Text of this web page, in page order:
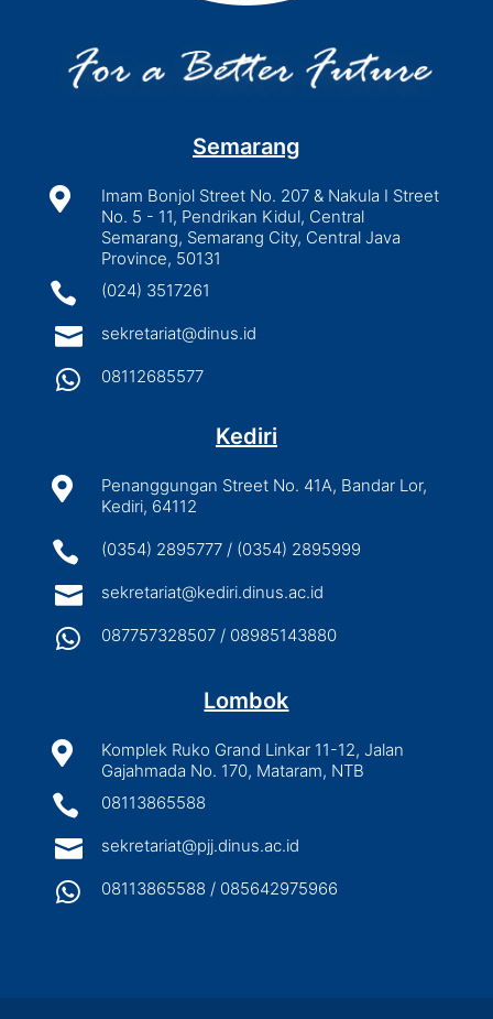
Semarang

Imam Bonjol Street No. 207 & Nakula I Street
No. 5 - 11, Pendrikan Kidul, Central
Semarang, Semarang City, Central Java
Province, 50131
 (024) 3517261
 sekretariat@dinus.id
 08112685577
Kediri

Penanggungan Street No. 41A, Bandar Lor,
Kediri, 64112
 (0354) 2895777 / (0354) 2895999
 sekretariat@kediri.dinus.ac.id
 087757328507 / 08985143880
Lombok

Komplek Ruko Grand Linkar 11-12, Jalan
Gajahmada No. 170, Mataram, NTB
 08113865588
 sekretariat@pjj.dinus.ac.id
 08113865588 / 085642975966